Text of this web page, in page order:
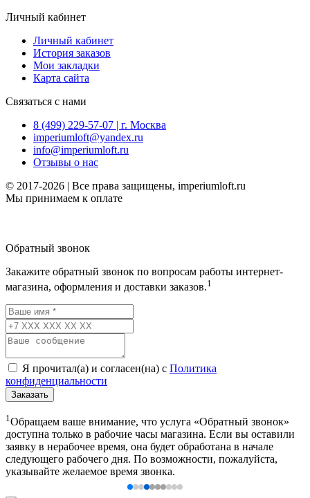
Личный кабинет
Личный кабинет
История заказов
Мои закладки
Карта сайта
Связаться с нами
8 (499) 229-57-07 | г. Москва
imperiumloft@yandex.ru
info@imperiumloft.ru
Отзывы о нас
© 2017-2026 | Все права защищены, imperiumloft.ru
Мы принимаем к оплате
Обратный звонок
Закажите обратный звонок по вопросам работы интернет-
магазина, оформления и доставки заказов.1
Я прочитал(а) и согласен(на) с Политика
конфиденциальности
Заказать
1Обращаем ваше внимание, что услуга «Обратный звонок»
доступна только в рабочие часы магазина. Если вы оставили
заявку в нерабочее время, она будет обработана в начале
следующего рабочего дня. По возможности, пожалуйста,
указывайте желаемое время звонка.